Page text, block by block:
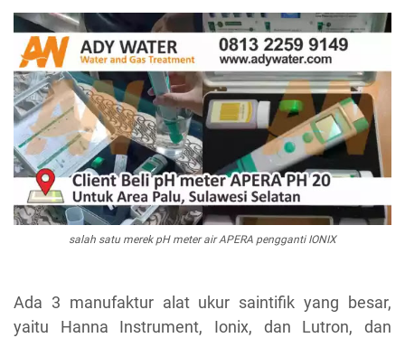
salah satu merek pH meter air APERA pengganti IONIX
Ada 3 manufaktur alat ukur saintifik yang besar,
yaitu Hanna Instrument, Ionix, dan Lutron, dan